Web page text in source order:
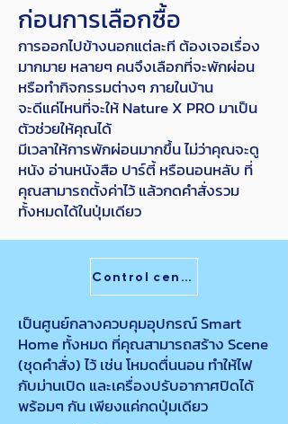
ก่อนการเลือกซื้อ
การออกไปข้างนอกแต่ละที ต้องเจอเรื่อง
มากมาย หลายๆ คนจึงเลือกที่จะพักผ่อน
หรือทำกิจกรรมต่างๆ ภายในบ้าน
จะดีแค่ไหนที่จะให้ Nature X PRO มาเป็น
ตัวช่วยให้คุณได้
มีเวลาให้การพักผ่อนมากขึ้น ไม่ว่าคุณจะดู
หนัง อ่านหนังสือ ปาร์ตี้ หรือนอนหลับ ที่
คุณสามารถตั้งค่าไว้ แล้วกดคำสั่งรวม
ทั้งหมดได้ในปุ่มเดียว
Control center
เป็นศูนย์กลางควบคุมอุปกรณ์ Smart
Home ทั้งหมด ที่คุณสามารถสร้าง Scene
(ชุดคำสั่ง) ไว้ เช่น โหมดตื่นนอน ทำให้ไฟ
กับม่านเปิด และเครื่องปรับอากาศปิดได้
พร้อมๆ กัน เพียงแค่กดปุ่มเดียว